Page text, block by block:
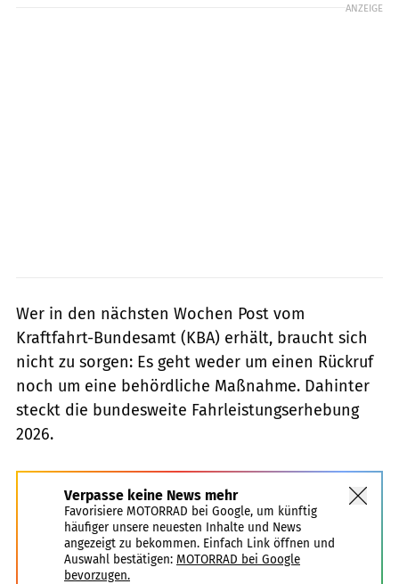
ANZEIGE
Wer in den nächsten Wochen Post vom
Kraftfahrt-Bundesamt (KBA) erhält, braucht sich
nicht zu sorgen: Es geht weder um einen Rückruf
noch um eine behördliche Maßnahme. Dahinter
steckt die bundesweite Fahrleistungserhebung
2026.
Verpasse keine News mehr
Favorisiere MOTORRAD bei Google, um künftig
häufiger unsere neuesten Inhalte und News
angezeigt zu bekommen. Einfach Link öffnen und
Auswahl bestätigen: MOTORRAD bei Google
bevorzugen.